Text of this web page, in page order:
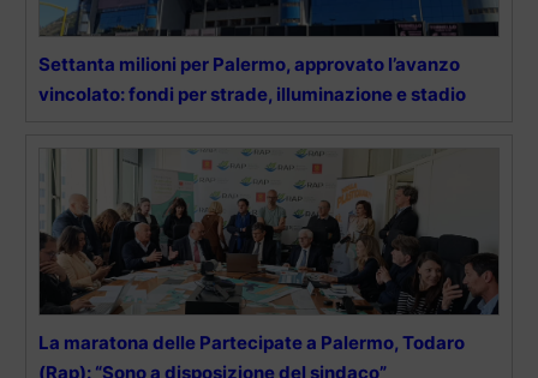
Settanta milioni per Palermo, approvato l’avanzo
vincolato: fondi per strade, illuminazione e stadio
La maratona delle Partecipate a Palermo, Todaro
(Rap): “Sono a disposizione del sindaco”